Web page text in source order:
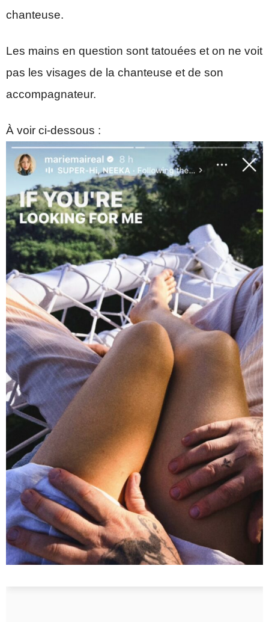
chanteuse.
Les mains en question sont tatouées et on ne voit
pas les visages de la chanteuse et de son
accompagnateur.
À voir ci-dessous :